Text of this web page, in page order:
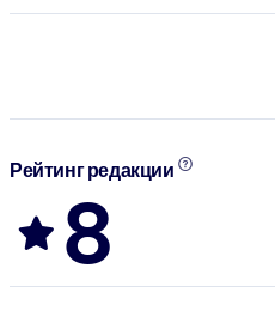
Рейтинг редакции
8